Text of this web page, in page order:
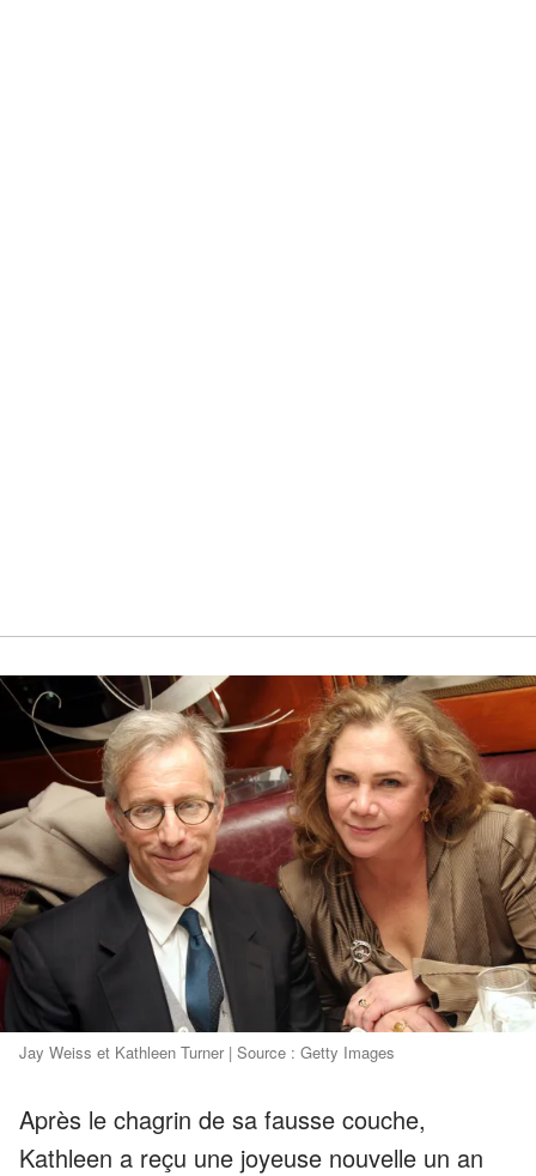
Jay Weiss et Kathleen Turner | Source : Getty Images
Après le chagrin de sa fausse couche,
Kathleen a reçu une joyeuse nouvelle un an